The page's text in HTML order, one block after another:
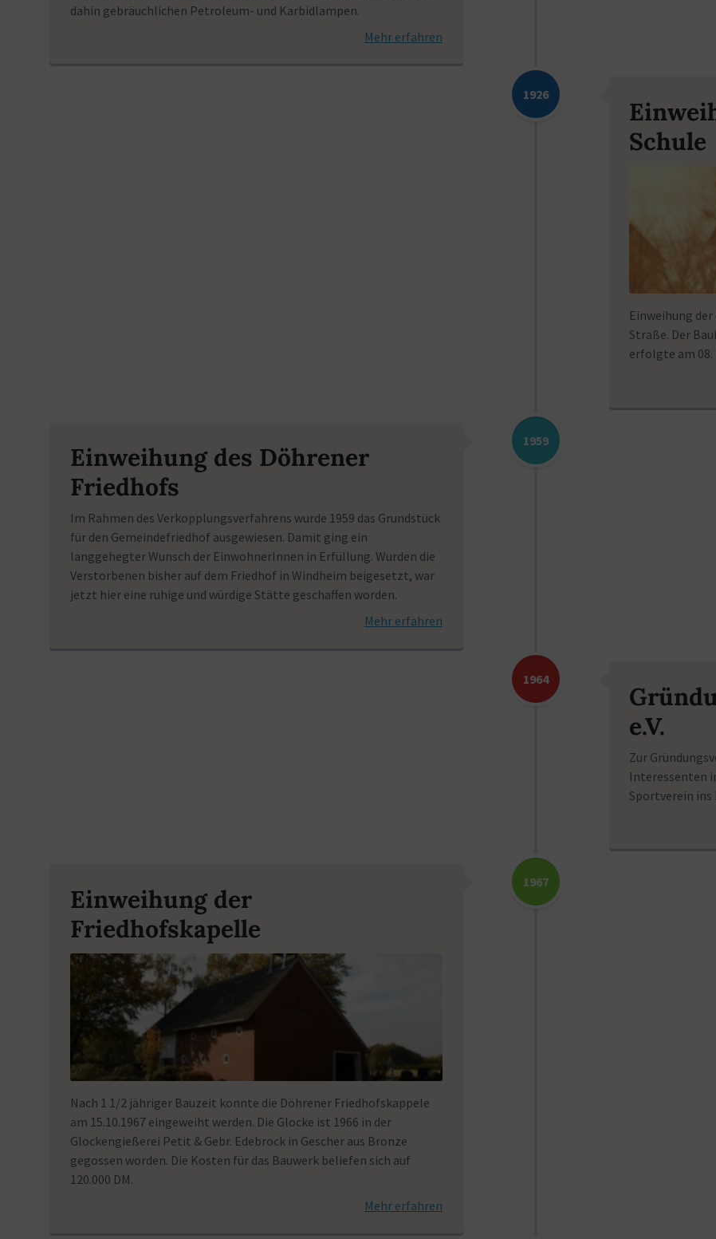
dahin gebräuchlichen Petroleum- und Karbidlampen.
Mehr erfahren
1926
Schule
Einweihung
Straße. Der
erfolgte am 08.
1959
Einweihung des Döhrener
Friedhofs
Im Rahmen des Verkopplungsverfahrens wurde 1959 das Grundstück
für den Gemeindefriedhof ausgewiesen. Damit ging ein
langgehegter Wunsch der EinwohnerInnen in Erfüllung. Wurden die
Verstorbenen bisher auf dem Friedhof in Windheim beigesetzt, war
jetzt hier eine ruhige und würdige Stätte geschaffen worden.
Mehr erfahren
1964
e.V.
Zur
Interessenten
Sportverein ins
1967
Einweihung der
Friedhofskapelle
Nach 1 1/2 jähriger Bauzeit konnte die Döhrener Friedhofskappele
am 15.10.1967 eingeweiht werden. Die Glocke ist 1966 in der
Glockengießerei Petit & Gebr. Edebrock in Gescher aus Bronze
gegossen worden. Die Kosten für das Bauwerk beliefen sich auf
120.000 DM.
Mehr erfahren